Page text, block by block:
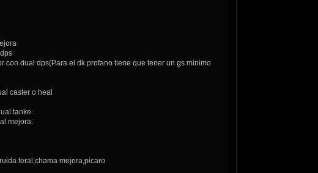
con dual dps(Para el dk profano tiene que tener un gs minimo
caster o heal
tanke
mejora.
feral,chama mejora,picaro